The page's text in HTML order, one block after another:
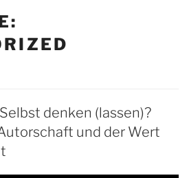
denken (lassen)?
und der Wert